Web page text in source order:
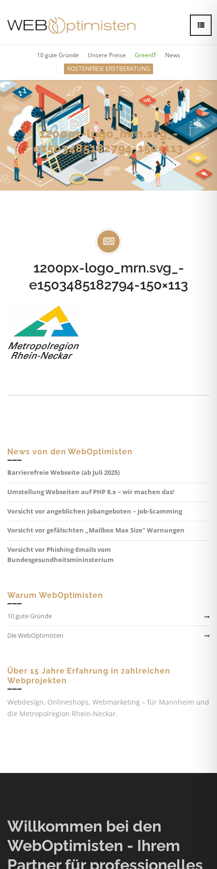
10 gute Gründe Unsere Preise GreenIT
News
KOSTENFREIE ERSTBERATUNG
1200px-logo_mrn.svg_-
e1503485182794-150×113
1200px-logo_mrn.svg_-
e1503485182794-150×113
News von den WebOptimisten
Barrierefreie Webseite (ab Juli 2025)
Umstellung Webseiten auf PHP 8.x – wir machen das!
Vorsicht vor angeblichen Jobangeboten – Job-Scamming
Vorsicht vor gefälschten „Mailbox Max Size“ Warnungen
Vorsicht vor Phishing-Emails vom
Bundesgesundheitsmininsterium
Warum WebOptimisten
10 gute Gründe
Die WebOptimisten
Über 15 Jahre Erfahrung in zahlreichen
Webprojekten
Webdesign, Onlineshops, Webmarketing – für Mannheim und
die Metropolregion Rhein-Neckar.
Willkommen bei den
WebOptimisten - Ihrem
Partner für professionelles